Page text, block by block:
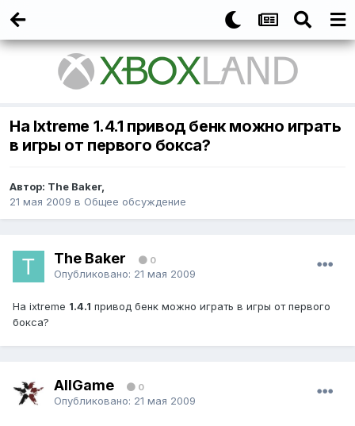
На Ixtreme 1.4.1 привод бенк можно играть
в игры от первого бокса?
Автор: The Baker,
21 мая 2009 в Общее обсуждение
The Baker 0
Опубликовано: 21 мая 2009
На ixtreme 1.4.1 привод бенк можно играть в игры от первого
бокса?
AllGame 0
Опубликовано: 21 мая 2009